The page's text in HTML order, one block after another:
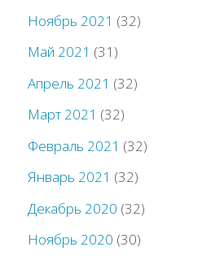
Ноябрь 2021 (32)
Май 2021 (31)
Апрель 2021 (32)
Март 2021 (32)
Февраль 2021 (32)
Январь 2021 (32)
Декабрь 2020 (32)
Ноябрь 2020 (30)